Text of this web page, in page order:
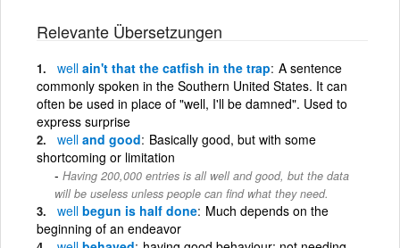
Relevante Übersetzungen
well ain't that the catfish in the trap A sentence
commonly spoken in the Southern United States. It can
often be used in place of "well, I'll be damned". Used to
express surprise
well and good Basically good, but with some
shortcoming or limitation
Having 200,000 entries is all well and good, but the data
will be useless unless people can find what they need.
well begun is half done Much depends on the
beginning of an endeavor